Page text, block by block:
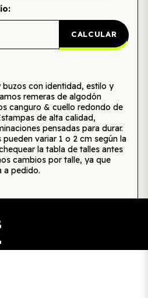
CALCULAR
buzos con identidad, estilo y
remeras de algodón
canguro & cuello redondo de
de alta calidad,
pensadas para durar.
variar 1 o 2 cm según la
la tabla de talles antes
cambios por talle, ya que
a pedido.